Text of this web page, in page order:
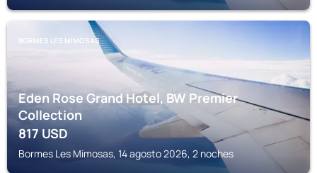
BORMES LES MIMOSAS
Eden Rose Grand Hotel, BW Premier
Collection
817USD
Bormes Les Mimosas, 14 agosto 2026, 2 noches